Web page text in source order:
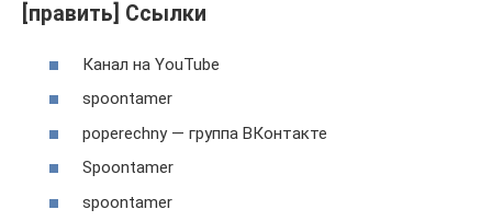
[править] Ссылки
Канал на YouTube
spoontamer
poperechny — группа ВКонтакте
Spoontamer
spoontamer